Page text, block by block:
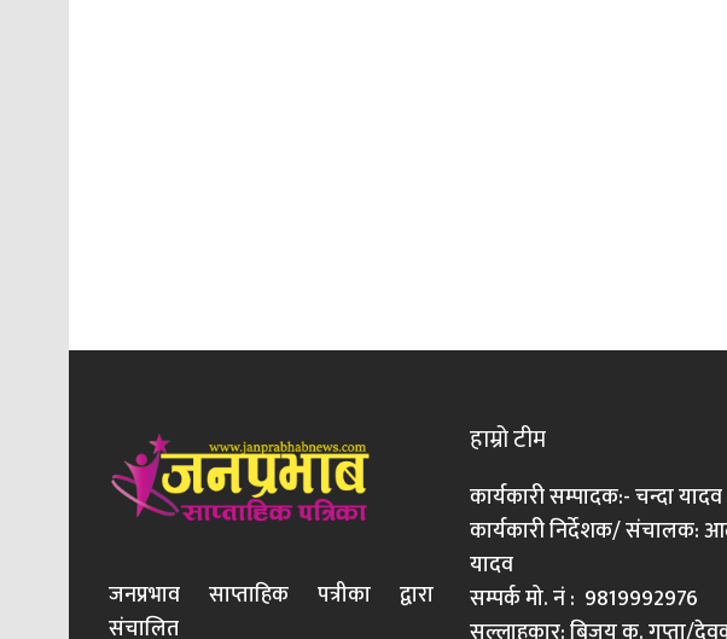
जनप्रभाव साप्ताहिक पत्रीका द्वारा
संचालित
हाम्रो टीम
कार्यकारी सम्पादक:- चन्दा यादव
कार्यकारी निर्देशक/ संचालक:
यादव
सम्पर्क मो. नं : 9819992976